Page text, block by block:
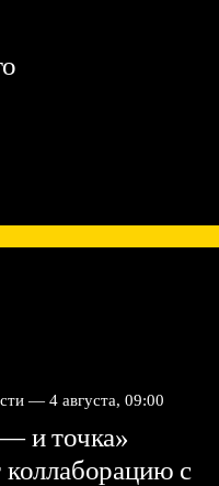
— 4 августа, 09:00
и точка»
коллаборацию с